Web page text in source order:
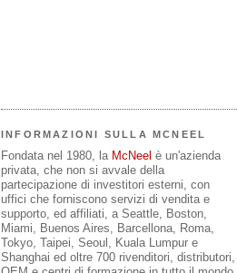
INFORMAZIONI SULLA MCNEEL
Fondata nel 1980, la McNeel è un'azienda
privata, che non si avvale della
partecipazione di investitori esterni, con
uffici che forniscono servizi di vendita e
supporto, ed affiliati, a Seattle, Boston,
Miami, Buenos Aires, Barcellona, Roma,
Tokyo, Taipei, Seoul, Kuala Lumpur e
Shanghai ed oltre 700 rivenditori, distributori,